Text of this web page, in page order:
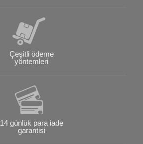
Çeşitli ödeme
yöntemleri
14 günlük para iade
garantisi